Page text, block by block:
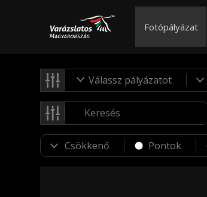
Fotópályázat
Válassz pályázatot
Pontok